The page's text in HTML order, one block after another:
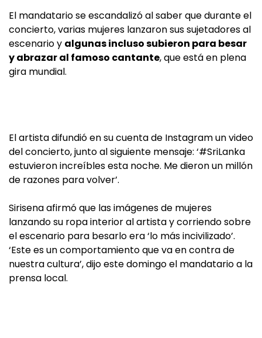
El mandatario se escandalizó al saber que durante el
concierto, varias mujeres lanzaron sus sujetadores al
escenario y algunas incluso subieron para besar
y abrazar al famoso cantante, que está en plena
gira mundial.
El artista difundió en su cuenta de Instagram un video
del concierto, junto al siguiente mensaje: ‘#SriLanka
estuvieron increíbles esta noche. Me dieron un millón
de razones para volver’.
Sirisena afirmó que las imágenes de mujeres
lanzando su ropa interior al artista y corriendo sobre
el escenario para besarlo era ‘lo más incivilizado’.
‘Este es un comportamiento que va en contra de
nuestra cultura’, dijo este domingo el mandatario a la
prensa local.